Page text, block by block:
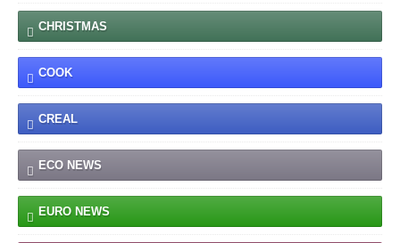
CHRISTMAS
COOK
CREAL
ECO NEWS
EURO NEWS